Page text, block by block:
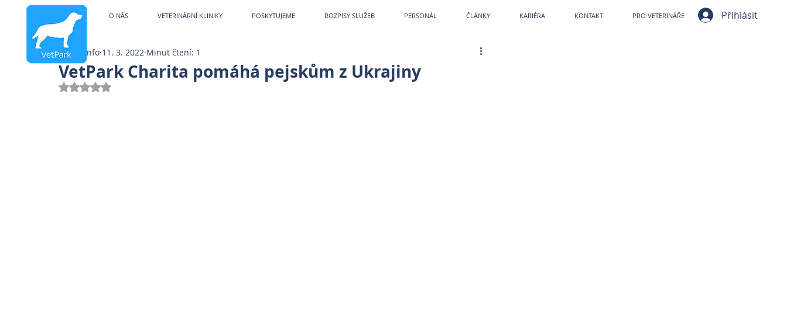
O NÁS VETERINÁRNÍ KLINIKY POSKYTUJEME ROZPISY SLUŽEB PERSONÁL ČLÁNKY KARIÉRA KONTAKT PRO VETERINÁŘE Přihlásit
VetPark Charita pomáhá pejskům z Ukrajiny
info 11. 3. 2022 Minut čtení: 1
Hodnoceno NaN z 5 hvězdiček.